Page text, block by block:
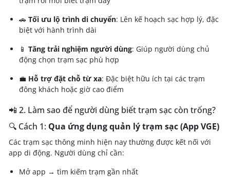
🚗 Tối ưu lộ trình di chuyển: Lên kế hoạch sạc hợp lý, đặc
biệt với hành trình dài
📱 Tăng trải nghiệm người dùng: Giúp người dùng chủ
động chọn trạm sạc phù hợp
💼 Hỗ trợ đặt chỗ từ xa: Đặc biệt hữu ích tại các trạm
đông khách hoặc giờ cao điểm
📲 2. Làm sao để người dùng biết trạm sạc còn trống?
🔍 Cách 1: Qua ứng dụng quản lý trạm sạc (App VGE)
Các trạm sạc thông minh hiện nay thường được kết nối với
app di động. Người dùng chỉ cần:
Mở app → tìm kiếm trạm gần nhất